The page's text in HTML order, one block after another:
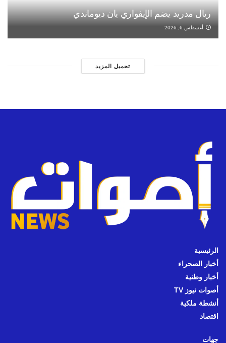
ريال مدريد يضم الإيفواري يان ديوماندي
أغسطس 6, 2026
تحميل المزيد
الرئيسية
أخبار الصحراء
أخبار وطنية
أصوات نيوز TV
أنشطة ملكية
اقتصاد
جهات